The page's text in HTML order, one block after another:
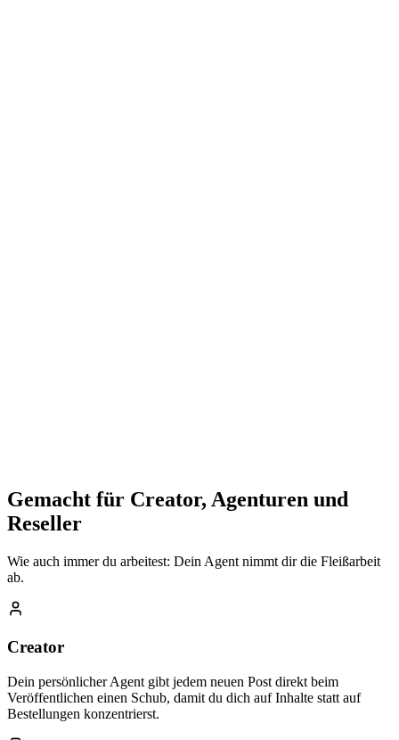
Gemacht für Creator, Agenturen und
Reseller
Wie auch immer du arbeitest: Dein Agent nimmt dir die Fleißarbeit
ab.
Creator
Dein persönlicher Agent gibt jedem neuen Post direkt beim
Veröffentlichen einen Schub, damit du dich auf Inhalte statt auf
Bestellungen konzentrierst.